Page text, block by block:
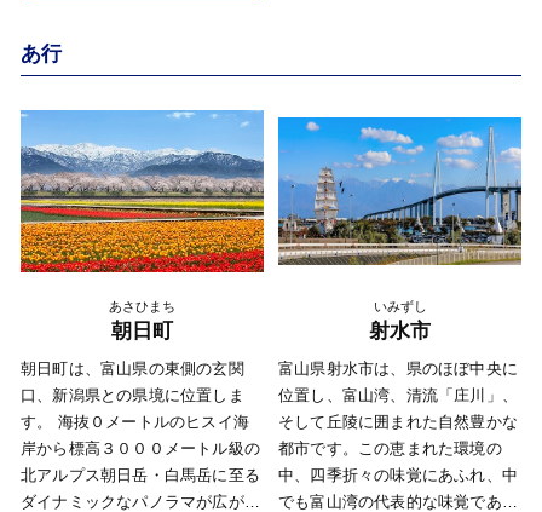
国との古くからの交流の積み重ね
を活かし、環日本海地域の中央拠
います。
あ行
あさひまち
朝日町
朝日町は、富山県の東側の玄関
口、新潟県との県境に位置しま
す。 海抜０メートルのヒスイ海
岸から標高３０００メートル級の
北アルプス朝日岳・白馬岳に至る
ダイナミックなパノラマが広がる
いみずし
射水市
富山県射水市は、県のほぼ中央に
位置し、富山湾、清流「庄川」、
そして丘陵に囲まれた自然豊かな
都市です。この恵まれた環境の
中、四季折々の味覚にあふれ、中
でも富山湾の代表的な味覚である